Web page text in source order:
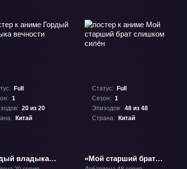
Full
1
20 из 20
Китай
владыка
Статус:
Full
Сезон: 1
Эпизодов: 48 из 48
Страна:
Китай
«Мой старший брат